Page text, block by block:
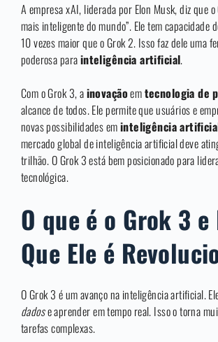
A empresa xAI, liderada por Elon Musk, diz que o
mais inteligente do mundo”. Ele tem capacidade
10 vezes maior que o Grok 2. Isso faz dele uma
poderosa parainteligência artificial.
Com o Grok 3, ainovaçãoemtecnologia de
alcance de todos. Ele permite que usuários e
novas possibilidades eminteligência
mercado global de inteligência artificial deve
trilhão. O Grok 3 está bem posicionado para
tecnológica.
O que é o Grok 3 e
Que Ele é
O Grok 3 é um avanço na inteligência artificial.
dadose aprender em tempo real. Isso o torna
tarefas complexas.